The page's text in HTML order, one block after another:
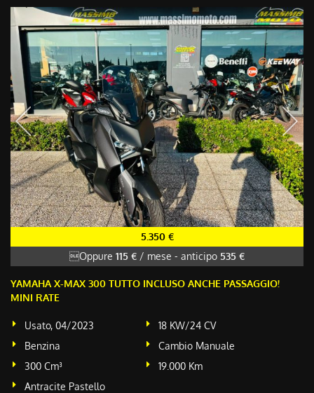
5.350 €
Oppure 115 € / mese - anticipo 535 €
YAMAHA X-MAX 300 TUTTO INCLUSO ANCHE PASSAGGIO!
MINI RATE
Usato, 04/2023
18 KW/24 CV
Benzina
Cambio Manuale
300 Cm³
19.000 Km
Antracite Pastello